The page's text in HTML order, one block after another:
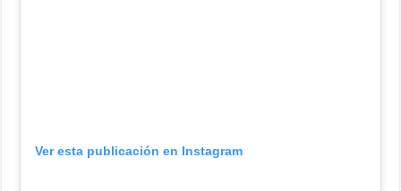
Ver esta publicación en Instagram